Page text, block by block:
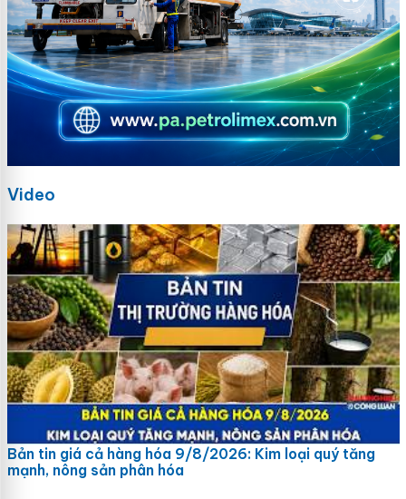
Video
Bản tin giá cả hàng hóa 9/8/2026: Kim loại quý tăng
mạnh, nông sản phân hóa